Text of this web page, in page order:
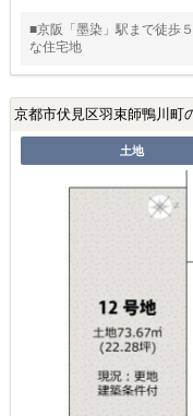
■京阪「墨染」駅まで徒歩
な住宅地
京都市伏見区羽束師鴨川町
土地